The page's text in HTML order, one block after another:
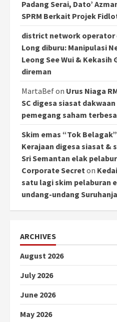
Padang Serai, Dato’
SPRM Berkait Projek
district network operator
Long diburu: Manipulasi
Leong See Wui & Kekasih
direman
MartaBefon Urus Niaga
SC digesa siasat
pemegang saham
Skim emas “Tok
Kerajaan digesa siasat &
Sri Semantan elak
Corporate Secret on
satu lagi skim pelaburan
undang-undang
ARCHIVES
August 2026
July 2026
June 2026
May 2026